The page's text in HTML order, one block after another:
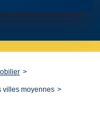
villes moyennes